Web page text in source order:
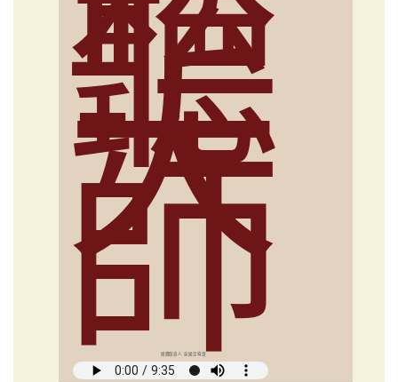
聽
大
師
媒體創意人 俞國定導讀